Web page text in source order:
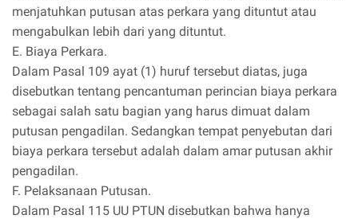
menjatuhkan putusan atas perkara yang dituntut atau
mengabulkan lebih dari yang dituntut.
E. Biaya Perkara.
Dalam Pasal 109 ayat (1) huruf tersebut diatas, juga
disebutkan tentang pencantuman perincian biaya perkara
sebagai salah satu bagian yang harus dimuat dalam
putusan pengadilan. Sedangkan tempat penyebutan dari
biaya perkara tersebut adalah dalam amar putusan akhir
pengadilan.
F. Pelaksanaan Putusan.
Dalam Pasal 115 UU PTUN disebutkan bahwa hanya